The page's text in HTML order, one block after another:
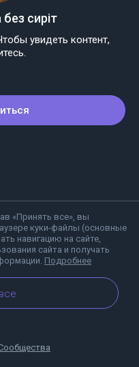
«Принять все», вы
куки-файлы (основные
навигацию на сайте,
сайта и получать
Подробнее
сиріт
увидеть контент,